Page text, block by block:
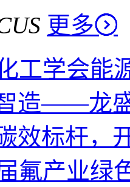
更多
工学会能
造——龙
效标杆，
氟产业绿